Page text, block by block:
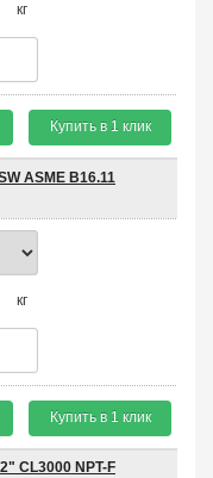
кг
Купить в 1 клик
ASME B16.11
кг
Купить в 1 клик
CL3000 NPT-F